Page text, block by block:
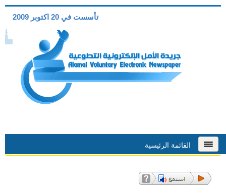
تأسست في 20 اكتوبر 2009
القائمة الرئيسية